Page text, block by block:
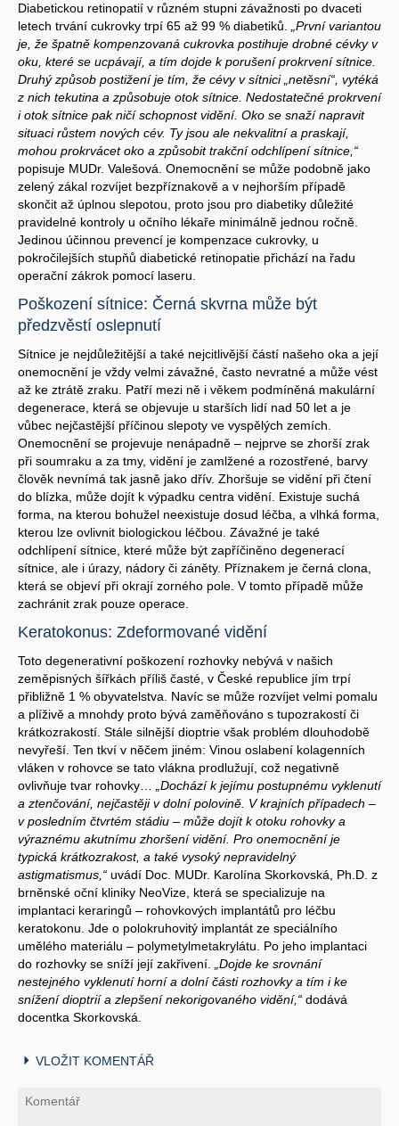
Diabetickou retinopatií v různém stupni závažnosti po dvaceti
letech trvání cukrovky trpí 65 až 99 % diabetiků.
„První variantou
je, že špatně kompenzovaná cukrovka postihuje drobné cévky v
oku, které se ucpávají, a tím dojde k porušení prokrvení sítnice.
Druhý způsob postižení je tím, že cévy v sítnici „netěsní“, vytéká
z nich tekutina a způsobuje otok sítnice. Nedostatečné prokrvení
i otok sítnice pak ničí schopnost vidění. Oko se snaží napravit
situaci růstem nových cév. Ty jsou ale nekvalitní a praskají,
mohou prokrvácet oko a způsobit trakční odchlípení sítnice,“
popisuje MUDr. Valešová. Onemocnění se může podobně jako
zelený zákal rozvíjet bezpříznakově a v nejhorším případě
skončit až úplnou slepotou, proto jsou pro diabetiky důležité
pravidelné kontroly u očního lékaře minimálně jednou ročně.
Jedinou účinnou prevencí je kompenzace cukrovky, u
pokročilejších stupňů diabetické retinopatie přichází na řadu
operační zákrok pomocí laseru.
Poškození sítnice: Černá skvrna může být
předzvěstí oslepnutí
Sítnice je nejdůležitější a také nejcitlivější částí našeho oka a její
onemocnění je vždy velmi závažné, často nevratné a může vést
až ke ztrátě zraku. Patří mezi ně i věkem podmíněná makulární
degenerace, která se objevuje u starších lidí nad 50 let a je
vůbec nejčastější příčinou slepoty ve vyspělých zemích.
Onemocnění se projevuje nenápadně – nejprve se zhorší zrak
při soumraku a za tmy, vidění je zamlžené a rozostřené, barvy
člověk nevnímá tak jasně jako dřív. Zhoršuje se vidění při čtení
do blízka, může dojít k výpadku centra vidění. Existuje suchá
forma, na kterou bohužel neexistuje dosud léčba, a vlhká forma,
kterou lze ovlivnit biologickou léčbou. Závažné je také
odchlípení sítnice, které může být zapříčiněno degenerací
sítnice, ale i úrazy, nádory či záněty. Příznakem je černá clona,
která se objeví při okrají zorného pole. V tomto případě může
zachránit zrak pouze operace.
Keratokonus: Zdeformované vidění
Toto degenerativní poškození rozhovky nebývá v našich
zeměpisných šířkách příliš časté, v České republice jím trpí
přibližně 1 % obyvatelstva. Navíc se může rozvíjet velmi pomalu
a plíživě a mnohdy proto bývá zaměňováno s tupozrakostí či
krátkozrakostí. Stále silnější dioptrie však problém dlouhodobě
nevyřeší. Ten tkví v něčem jiném: Vinou oslabení kolagenních
vláken v rohovce se tato vlákna prodlužují, což negativně
ovlivňuje tvar rohovky…
„Dochází k jejímu postupnému vyklenutí
a ztenčování, nejčastěji v dolní polovině. V krajních případech –
v posledním čtvrtém stádiu – může dojít k otoku rohovky a
výraznému akutnímu zhoršení vidění. Pro onemocnění je
typická krátkozrakost, a také vysoký nepravidelný
astigmatismus,“ uvádí Doc. MUDr. Karolína Skorkovská, Ph.D. z
brněnské oční kliniky NeoVize, která se specializuje na
implantaci keraringů – rohovkových implantátů pro léčbu
keratokonu. Jde o polokruhovitý implantát ze speciálního
umělého materiálu – polymetylmetakrylátu. Po jeho implantaci
do rozhovky se sníží její zakřivení.
„Dojde ke srovnání
nestejného vyklenutí horní a dolní části rozhovky a tím i ke
snížení dioptrií a zlepšení nekorigovaného vidění,“ dodává
docentka Skorkovská.
VLOŽIT KOMENTÁŘ